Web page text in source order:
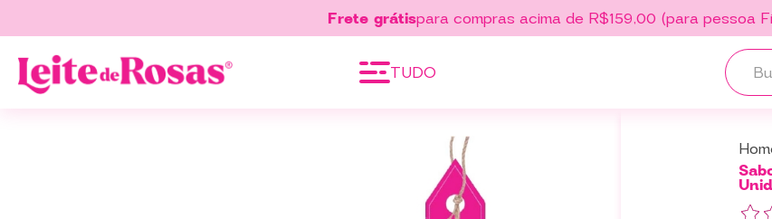
Frete grátispara compras acima de R$159,00 (para pessoa
TUDO